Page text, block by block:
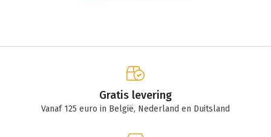
Gratis levering
Vanaf 125 euro in België, Nederland en Duitsland